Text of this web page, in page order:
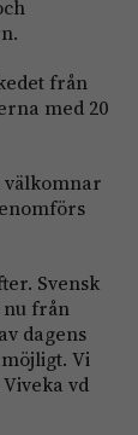
från
med 20
välkomnar
Svensk
från
dagens
Vi
vd